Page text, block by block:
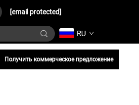
[email protected]
RU
Получить коммерческое предложение